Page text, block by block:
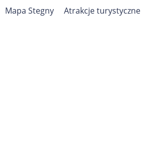
Mapa Stegny Atrakcje turystyczne